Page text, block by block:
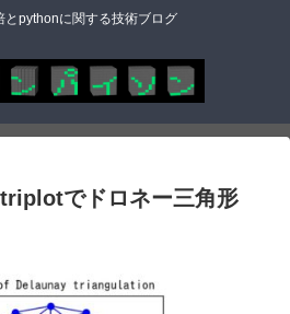
とpythonに関する技術ブログ
でドロネー三角形